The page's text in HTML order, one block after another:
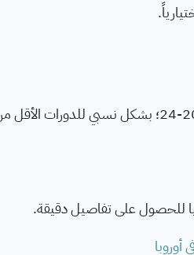
بدل صيانة لطالب واحد بقيمة 20,000 جنيه إسترليني لمدة 12 شهرًا (معدل 2026-24؛ بشكل نسبي للدورات
للحصول على تفاصيل دقيقة.